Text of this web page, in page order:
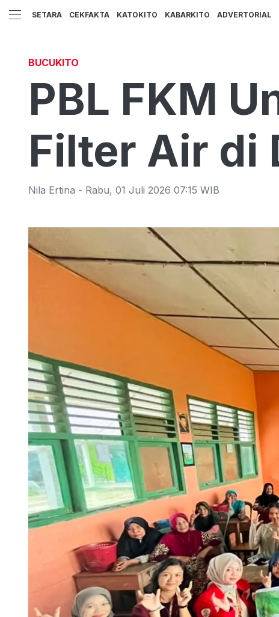
SETARA CEKFAKTA KATOKITO KABARKITO ADVERTORIAL
BUCUKITO
PBL FKM
Filter Air di
Nila Ertina - Rabu, 01 Juli 2026 07:15 WIB